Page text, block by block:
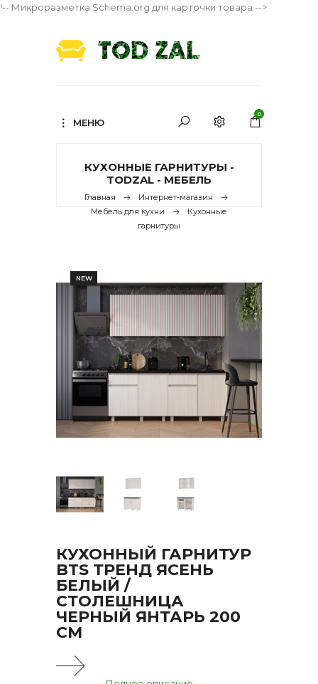
!-- Микроразметка Schema.org для карточки товара -->
МЕНЮ
0
КУХОННЫЕ ГАРНИТУРЫ -
TODZAL - МЕБЕЛЬ
Главная
Интернет-магазин
Мебель для кухни
Кухонные
гарнитуры
NEW
КУХОННЫЙ ГАРНИТУР
BTS ТРЕНД ЯСЕНЬ
БЕЛЫЙ /
СТОЛЕШНИЦА
ЧЕРНЫЙ ЯНТАРЬ 200
СМ